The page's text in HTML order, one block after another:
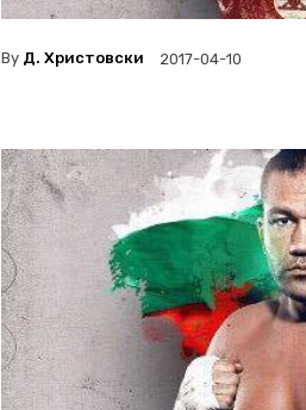
By Д. Христовски 2017-04-10